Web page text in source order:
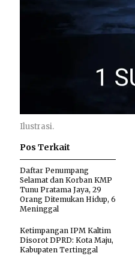
Ilustrasi.
Pos Terkait
Daftar Penumpang
Selamat dan Korban KMP
Tunu Pratama Jaya, 29
Orang Ditemukan Hidup, 6
Meninggal
Ketimpangan IPM Kaltim
Disorot DPRD: Kota Maju,
Kabupaten Tertinggal